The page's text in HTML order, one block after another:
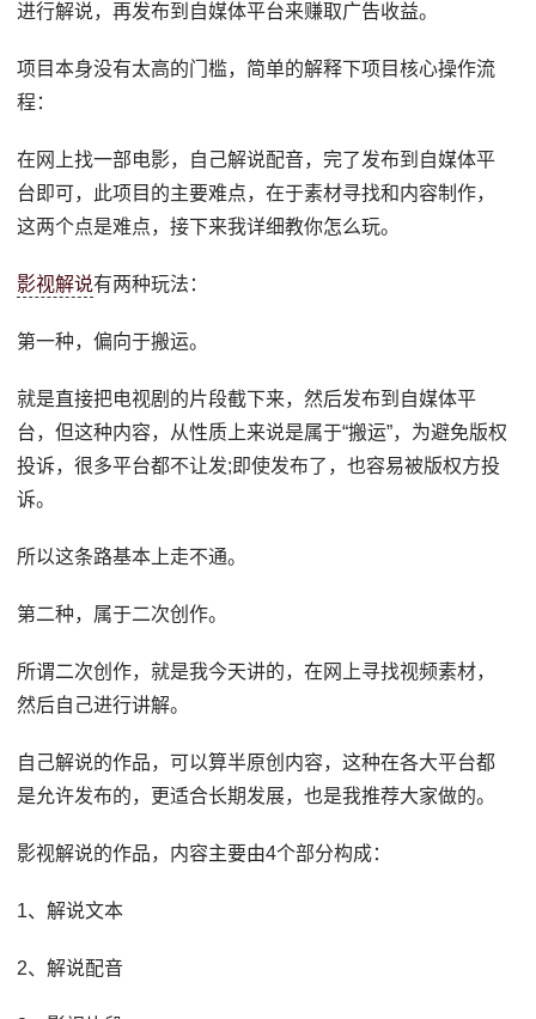
进行解说，再发布到自媒体平台来赚取广告收益。
项目本身没有太高的门槛，简单的解释下项目核心操作流
程：
在网上找一部电影，自己解说配音，完了发布到自媒体平
台即可，此项目的主要难点，在于素材寻找和内容制作，
这两个点是难点，接下来我详细教你怎么玩。
影视解说有两种玩法：
第一种，偏向于搬运。
就是直接把电视剧的片段截下来，然后发布到自媒体平
台，但这种内容，从性质上来说是属于“搬运”，为避免版权
投诉，很多平台都不让发;即使发布了，也容易被版权方投
诉。
所以这条路基本上走不通。
第二种，属于二次创作。
所谓二次创作，就是我今天讲的，在网上寻找视频素材，
然后自己进行讲解。
自己解说的作品，可以算半原创内容，这种在各大平台都
是允许发布的，更适合长期发展，也是我推荐大家做的。
影视解说的作品，内容主要由4个部分构成：
1、解说文本
2、解说配音